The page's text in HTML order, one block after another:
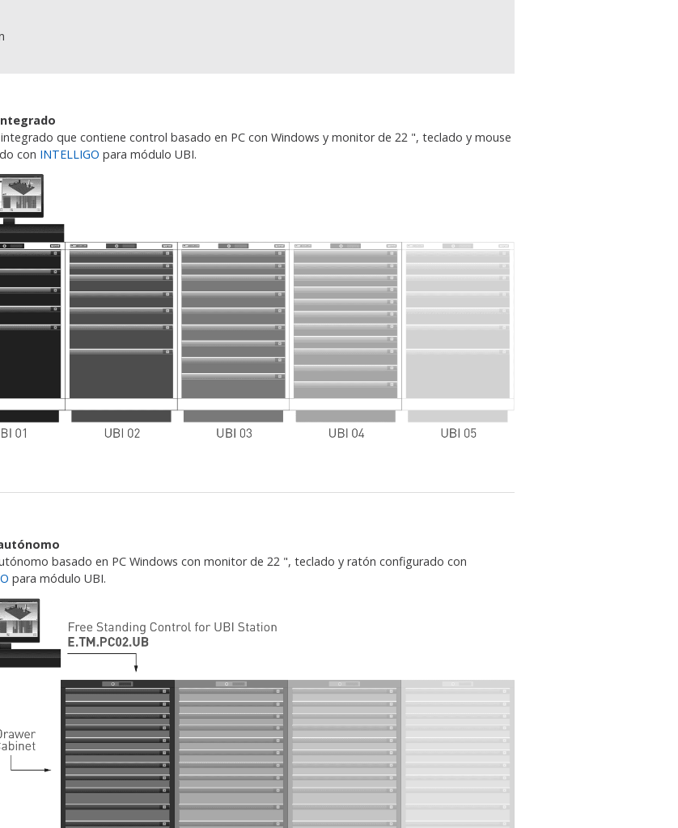
que contiene control basado en PC con Windows y monitor de 22 ", teclado y mouse
con INTELLIGO para módulo UBI.
basado en PC Windows con monitor de 22 ", teclado y ratón configurado con
para módulo UBI.